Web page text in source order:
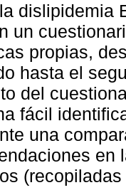
dislipidemia
un
propias,
hasta el
del
fácil
una
en